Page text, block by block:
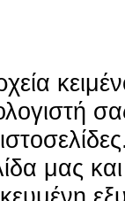
μας